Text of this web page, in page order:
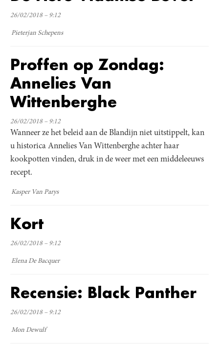
26/02/2018 – 9:12
Pieterjan Schepens
Proffen op Zondag:
Annelies Van
Wittenberghe
26/02/2018 – 9:12
Wanneer ze het beleid aan de Blandijn niet uitstippelt, kan
u historica Annelies Van Wittenberghe achter haar
kookpotten vinden, druk in de weer met een middeleeuws
recept.
Kasper Van Parys
Kort
26/02/2018 – 9:12
Elena De Bacquer
Recensie: Black Panther
26/02/2018 – 9:12
Mon Dewulf